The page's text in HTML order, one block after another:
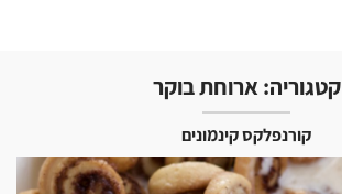
קטגוריה: ארוחת בוקר
קורנפלקס קינמונים